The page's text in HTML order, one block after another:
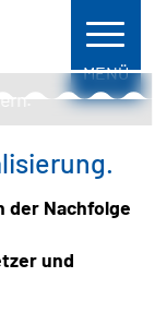
MENÜ
der Nachfolge
und